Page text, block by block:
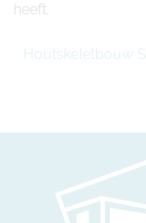
heeft.
Houtskeletbouw